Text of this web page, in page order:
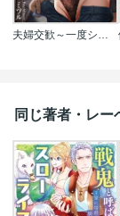
夫婦交歓～一度シたら戻れない…夫よりスゴい婚外セックス～
同じ著者・レー